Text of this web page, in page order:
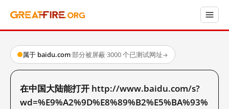
属于 baidu.com·部分被屏蔽·3000 个已测试网址→
在中国大陆能打开 http://www.baidu.com/s?
wd=%E9%A2%9D%E8%89%B2%E5%BA%93%